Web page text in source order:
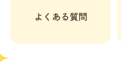
よくある質問